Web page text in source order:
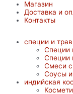
Магазин
Доставка и
Контакты
специи и
Специи
Специи
Смеси
Соусы
индийская